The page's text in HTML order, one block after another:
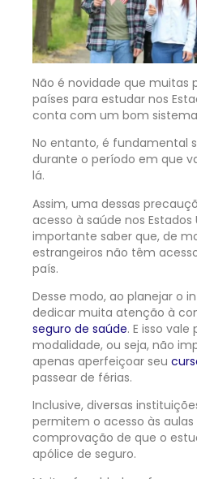
Não é novidade que muitas
países para estudar nos
conta com um bom
No entanto, é fundamental
durante o período em que
lá.
Assim, uma dessas
acesso à saúde nos Estados
importante saber que, de
estrangeiros não têm
país.
Desse modo, ao planejar o
dedicar muita atenção à
seguro de saúde. E isso
modalidade, ou seja, não
apenas aperfeiçoar seu
passear de férias.
Inclusive, diversas
permitem o acesso às aulas
comprovação de que o
apólice de seguro.